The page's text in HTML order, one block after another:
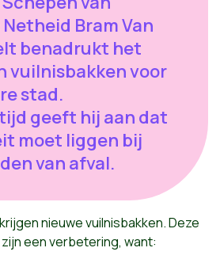
Bram Van
benadrukt het
vuilnisbakken voor
stad.
geeft hij aan dat
moet liggen bij
van afval.
nieuwe vuilnisbakken. Deze
een verbetering, want: